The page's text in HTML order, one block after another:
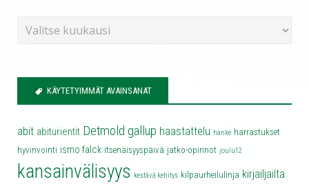
KÄYTETYIMMÄT AVAINSANAT
abit abiturientit Detmold gallup haastattelu hanke harrastukset
hyvinvointi ismo falck itsenäisyyspäivä jatko-opinnot joulu12
kansainvälisyys kestävä kehitys kilpaurheilulinja kirjailjailta